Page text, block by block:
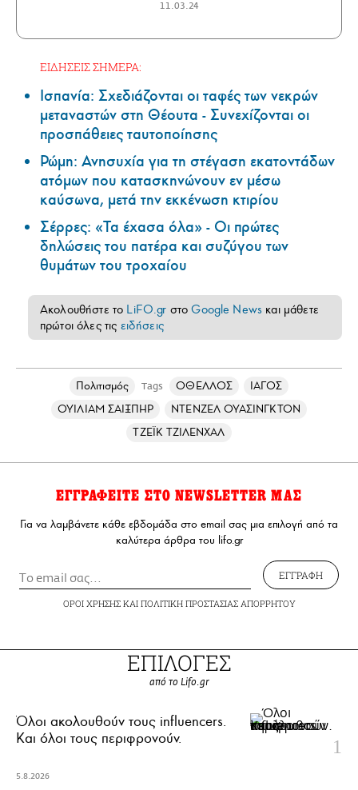
11.03.24
ΕΙΔΗΣΕΙΣ ΣΗΜΕΡΑ:
Ισπανία: Σχεδιάζονται οι ταφές των νεκρών
μεταναστών στη Θέουτα - Συνεχίζονται οι
προσπάθειες ταυτοποίησης
Ρώμη: Ανησυχία για τη στέγαση εκατοντάδων
ατόμων που κατασκηνώνουν εν μέσω
καύσωνα, μετά την εκκένωση κτιρίου
Σέρρες: «Τα έχασα όλα» - Οι πρώτες
δηλώσεις του πατέρα και συζύγου των
θυμάτων του τροχαίου
Ακολουθήστε το LiFO.gr στοGoogle News και μάθετε
πρώτοι όλες τις ειδήσεις
Πολιτισμός Tags ΟΘΕΛΛΟΣ
ΙΑΓΟΣ
ΟΥΙΛΙΑΜ ΣΑΙΞΠΗΡ
ΝΤΕΝΖΕΛ ΟΥΑΣΙΝΓΚΤΟΝ
ΤΖΕΪΚ ΤΖΙΛΕΝΧΑΛ
ΕΓΓΡΑΦΕΙΤΕ ΣΤΟ NEWSLETTER ΜΑΣ
Για να λαμβάνετε κάθε εβδομάδα στο email σας μια επιλογή από τα
καλύτερα άρθρα του lifo.gr
ΕΓΓΡΑΦΗ
ΟΡΟΙ ΧΡΗΣΗΣΚΑΙ ΠΟΛΙΤΙΚΗ ΠΡΟΣΤΑΣΙΑΣ ΑΠΟΡΡΗΤΟΥ
ΕΠΙΛΟΓΕΣ
από το Lifo.gr
Όλοι ακολουθούν τους influencers.
Και όλοι τους περιφρονούν.
5.8.2026